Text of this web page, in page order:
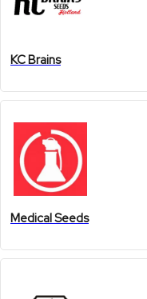
KC Brains
Medical Seeds